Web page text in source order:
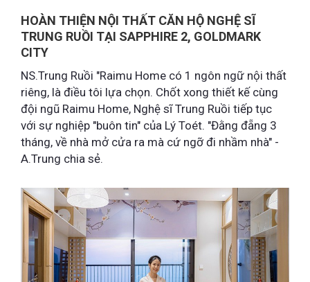
HOÀN THIỆN NỘI THẤT CĂN HỘ NGHỆ SĨ
TRUNG RUỒI TẠI SAPPHIRE 2, GOLDMARK
CITY
NS.Trung Ruồi "Raimu Home có 1 ngôn ngữ nội thất
riêng, là điều tôi lựa chọn. Chốt xong thiết kế cùng
đội ngũ Raimu Home, Nghệ sĩ Trung Ruồi tiếp tục
với sự nghiệp "buôn tin" của Lý Toét. "Đằng đẵng 3
tháng, về nhà mở cửa ra mà cứ ngỡ đi nhầm nhà" -
A.Trung chia sẻ.